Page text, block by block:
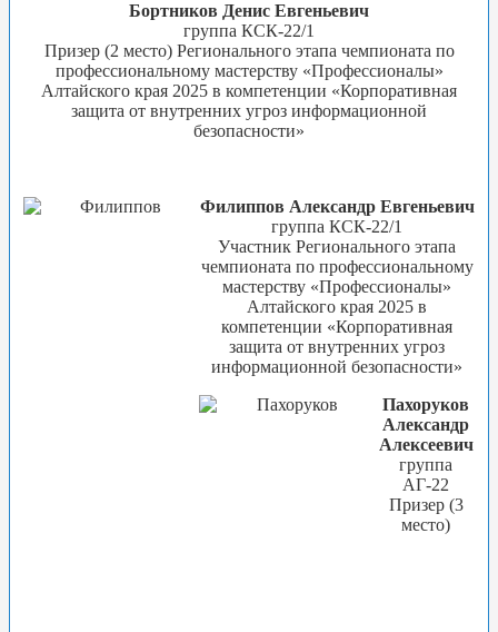
Бортников Денис Евгеньевич
группа КСК-22/1
Призер (2 место) Регионального этапа чемпионата по
профессиональному мастерству «Профессионалы»
Алтайского края 2025 в компетенции «Корпоративная
защита от внутренних угроз информационной
безопасности»
Филиппов Александр Евгеньевич
группа КСК-22/1
Участник Регионального этапа
чемпионата по профессиональному
мастерству «Профессионалы»
Алтайского края 2025 в
компетенции «Корпоративная
защита от внутренних угроз
информационной безопасности»
Пахоруков
Александр
Алексеевич
группа
АГ-22
Призер (3
место)